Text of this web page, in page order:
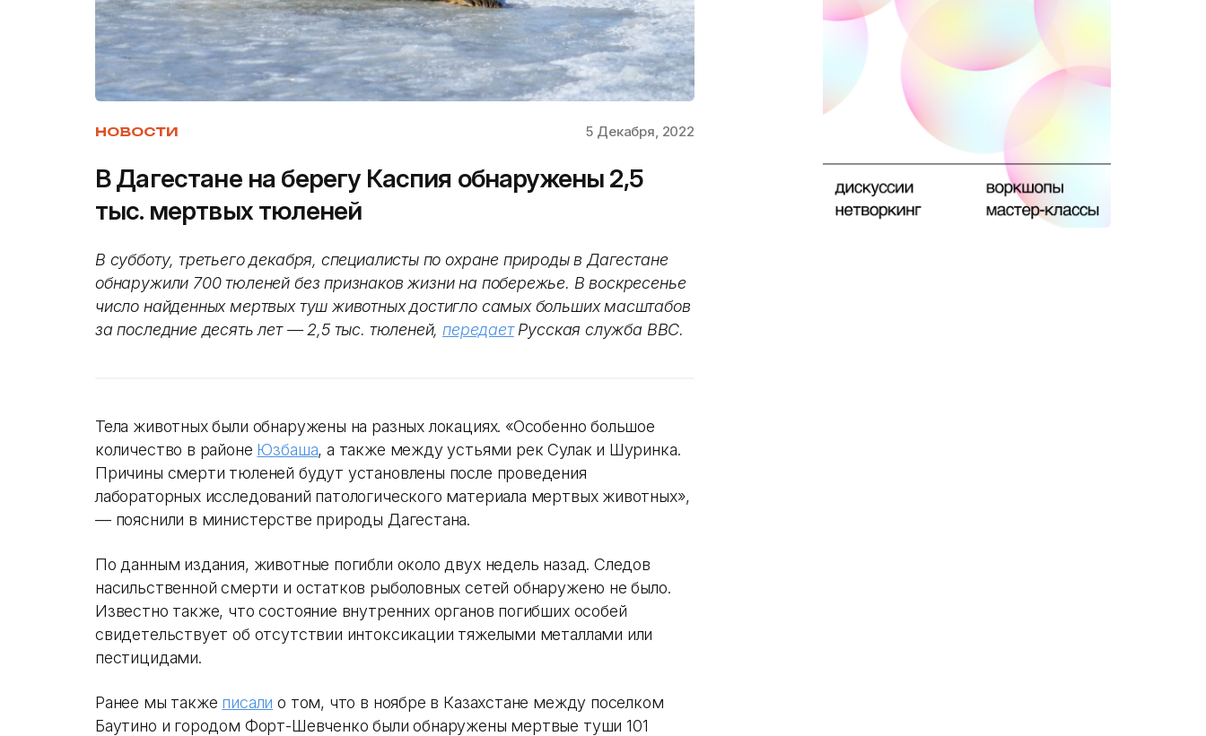
НОВОСТИ 5 Декабря, 2022
В Дагестане на берегу Каспия обнаружены 2,5
тыс. мертвых тюленей
В субботу, третьего декабря, специалисты по охране природы в Дагестане
обнаружили 700 тюленей без признаков жизни на побережье. В воскресенье
число найденных мертвых туш животных достигло самых больших масштабов
за последние десять лет — 2,5 тыс. тюленей,передаетРусская служба BBC.
Тела животных были обнаружены на разных локациях. «Особенно большое
количество в районе Юзбаша, а также между устьями рек Сулак и Шуринка.
Причины смерти тюленей будут установлены после проведения
лабораторных исследований патологического материала мертвых животных»,
— пояснили в министерстве природы Дагестана.
По данным издания, животные погибли около двух недель назад. Следов
насильственной смерти и остатков рыболовных сетей обнаружено не было.
Известно также, что состояние внутренних органов погибших особей
свидетельствует об отсутствии интоксикации тяжелыми металлами или
пестицидами.
Ранее мы также писали о том, что в ноябре в Казахстане между поселком
Баутино и городом Форт-Шевченко были обнаружены мертвые туши 101